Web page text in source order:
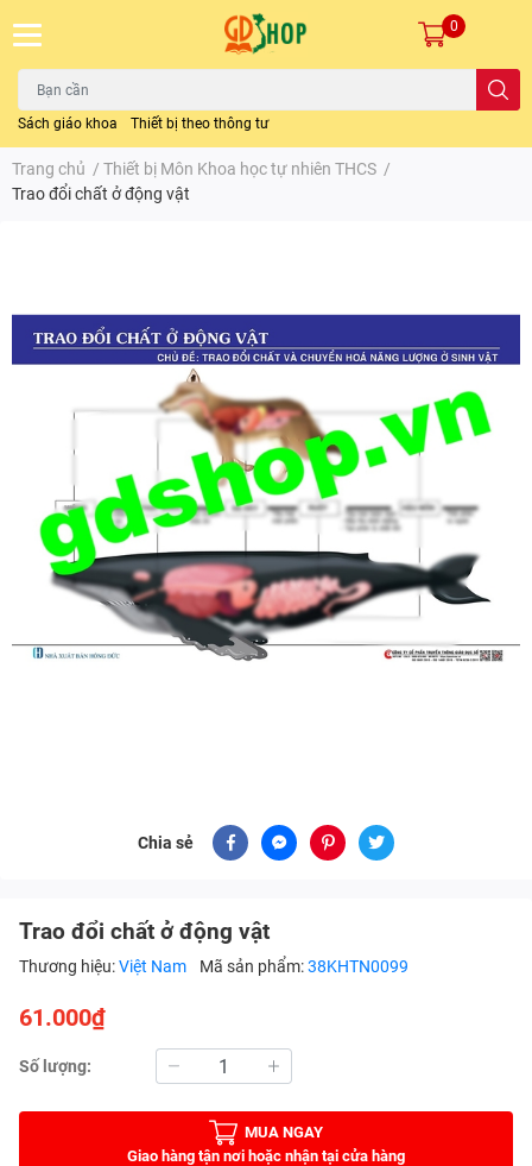
Sách giáo khoa Thiết bị theo thông tư
0
Trang chủ / Thiết bị Môn Khoa học tự nhiên THCS /
Trao đổi chất ở động vật
Chia sẻ
Trao đổi chất ở động vật
Thương hiệu:Việt Nam Mã sản phẩm:38KHTN0099
61.000₫
Số lượng:
MUA NGAY
Giao hàng tận nơi hoặc nhận tại cửa hàng